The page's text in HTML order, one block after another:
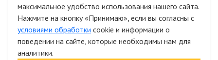
Быстрая авторизация на сайте
максимальное удобство использования нашего сайта.
Нажмите на кнопку «Принимаю», если вы согласны с
условиями обработки cookie и информации о
поведении на сайте, которые необходимы нам для
аналитики.